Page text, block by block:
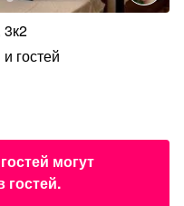
гостей
могут
гостей.